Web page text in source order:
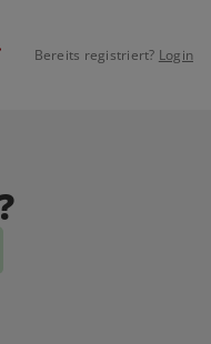
Bereits registriert? Login